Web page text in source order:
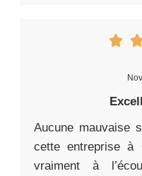
Aucune mauvaise
cette entreprise à
vraiment à